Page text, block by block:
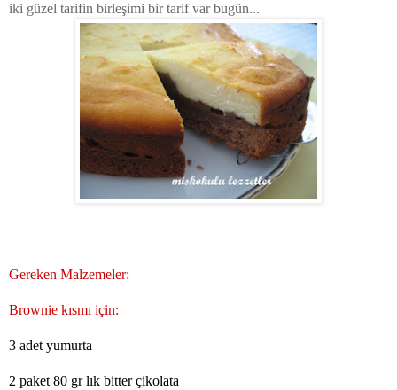
iki güzel tarifin birleşimi bir tarif var bugün...
Gereken Malzemeler:
Brownie kısmı için:
3 adet yumurta
2 paket 80 gr lık bitter çikolata